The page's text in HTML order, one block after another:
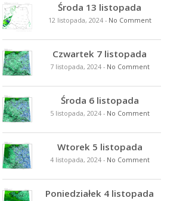
Środa 13 listopada
12 listopada, 2024- No Comment
Czwartek 7 listopada
7 listopada, 2024- No Comment
Środa 6 listopada
5 listopada, 2024- No Comment
Wtorek 5 listopada
4 listopada, 2024- No Comment
Poniedziałek 4 listopada